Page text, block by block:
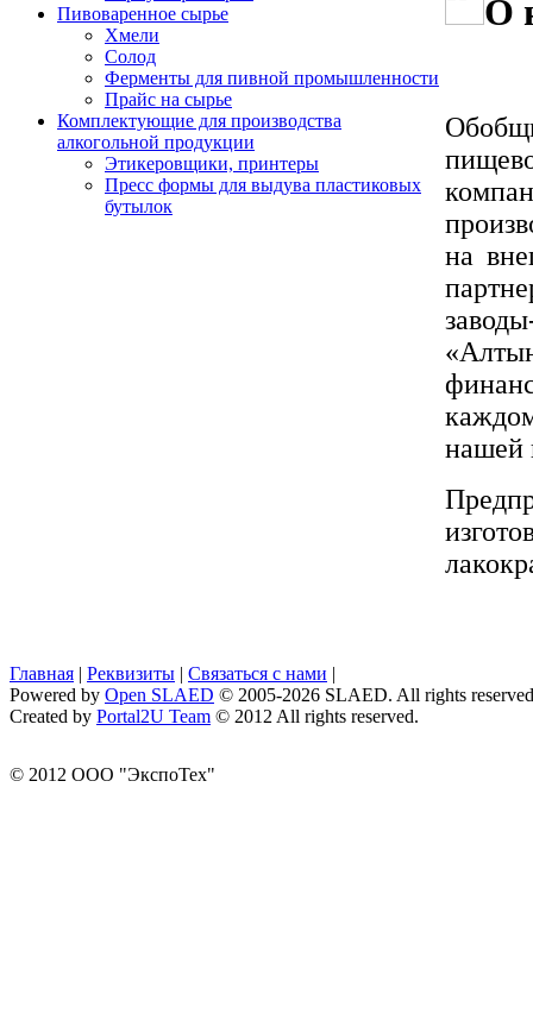
Пивоваренное сырье
Хмели
Солод
Ферменты для пивной промышленности
Прайс на сырье
Комплектующие для производства
алкогольной продукции
Этикеровщики, принтеры
Пресс формы для выдува пластиковых
бутылок
О
на
нашей
Главная | Реквизиты | Связаться с нами |
Powered by Open SLAED © 2005-2026 SLAED. All rights
Created by Portal2U Team © 2012 All rights reserved.
© 2012 ООО "ЭкспоТех"